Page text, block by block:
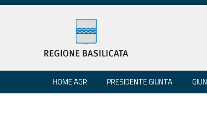
HOME AGR PRESIDENTE GIUNTA